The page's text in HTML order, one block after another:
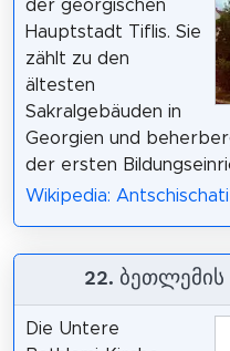
der georgischen
Hauptstadt Tiflis. Sie
zählt zu den
ältesten
Sakralgebäuden in
Georgien und
der ersten
Wikipedia:
22.
Die Untere